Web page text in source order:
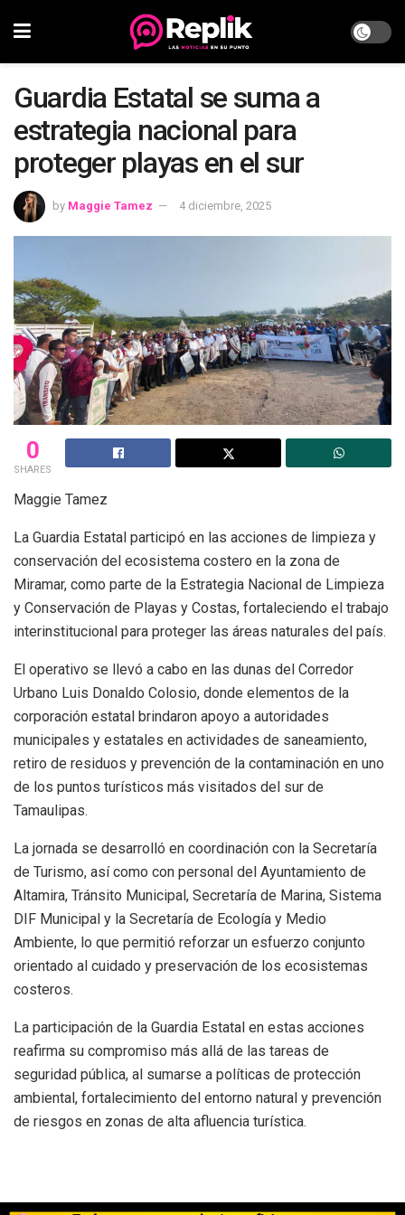
Guardia Estatal se suma a
estrategia nacional para
proteger playas en el sur
by Maggie Tamez 4 diciembre, 2025
0
SHARES
Maggie Tamez
La Guardia Estatal participó en las acciones de limpieza y
conservación del ecosistema costero en la zona de
Miramar, como parte de la Estrategia Nacional de Limpieza
y Conservación de Playas y Costas, fortaleciendo el trabajo
interinstitucional para proteger las áreas naturales del país.
El operativo se llevó a cabo en las dunas del Corredor
Urbano Luis Donaldo Colosio, donde elementos de la
corporación estatal brindaron apoyo a autoridades
municipales y estatales en actividades de saneamiento,
retiro de residuos y prevención de la contaminación en uno
de los puntos turísticos más visitados del sur de
Tamaulipas.
La jornada se desarrolló en coordinación con la Secretaría
de Turismo, así como con personal del Ayuntamiento de
Altamira, Tránsito Municipal, Secretaría de Marina, Sistema
DIF Municipal y la Secretaría de Ecología y Medio
Ambiente, lo que permitió reforzar un esfuerzo conjunto
orientado al cuidado y preservación de los ecosistemas
costeros.
La participación de la Guardia Estatal en estas acciones
reafirma su compromiso más allá de las tareas de
seguridad pública, al sumarse a políticas de protección
ambiental, fortalecimiento del entorno natural y prevención
de riesgos en zonas de alta afluencia turística.